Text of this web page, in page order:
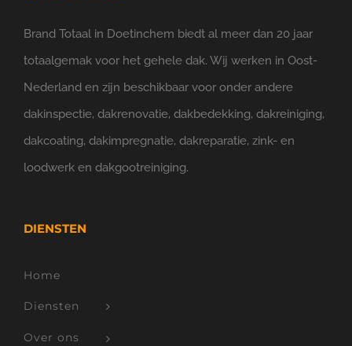
Brand Totaal in Doetinchem biedt al meer dan 20 jaar
totaalgemak voor het gehele dak. Wij werken in Oost-
Nederland en zijn beschikbaar voor onder andere
dakinspectie, dakrenovatie, dakbedekking, dakreiniging,
dakcoating, dakimpregnatie, dakreparatie, zink- en
loodwerk en dakgootreiniging.
DIENSTEN
Home
Diensten
Over ons